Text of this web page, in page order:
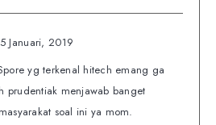
Januari, 2019
yg terkenal hitech emang ga
prudentiak menjawab banget
soal ini ya mom.